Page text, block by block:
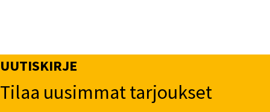
UUTISKIRJE
Tilaa uusimmat tarjoukset